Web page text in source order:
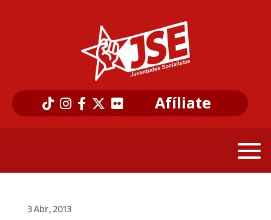
Afíliate
3 Abr, 2013